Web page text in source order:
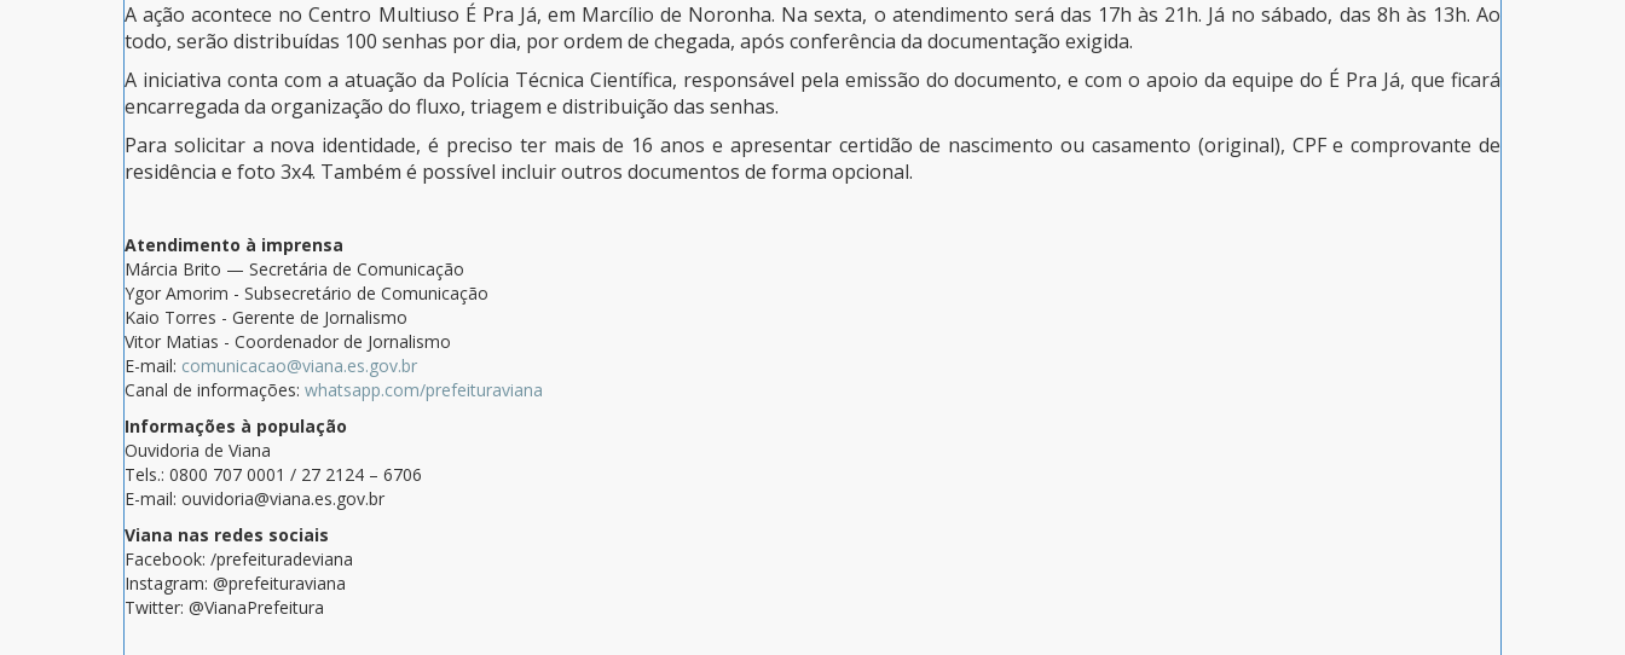
A ação acontece no Centro Multiuso É Pra Já, em Marcílio de Noronha. Na sexta, o atendimento será das 17h às 21h. Já no sábado, das 8h às 13h. Ao
todo, serão distribuídas 100 senhas por dia, por ordem de chegada, após conferência da documentação exigida.
A iniciativa conta com a atuação da Polícia Técnica Científica, responsável pela emissão do documento, e com o apoio da equipe do É Pra Já, que ficará
encarregada da organização do fluxo, triagem e distribuição das senhas.
Para solicitar a nova identidade, é preciso ter mais de 16 anos e apresentar certidão de nascimento ou casamento (original), CPF e comprovante de
residência e foto 3x4. Também é possível incluir outros documentos de forma opcional.
Atendimento à imprensa
Márcia Brito — Secretária de Comunicação
Ygor Amorim - Subsecretário de Comunicação
Kaio Torres - Gerente de Jornalismo
Vitor Matias - Coordenador de Jornalismo
E-mail: comunicacao@viana.es.gov.br
Canal de informações: whatsapp.com/prefeituraviana
Informações à população
Ouvidoria de Viana
Tels.: 0800 707 0001 / 27 2124 – 6706
E-mail: ouvidoria@viana.es.gov.br
Viana nas redes sociais
Facebook: /prefeituradeviana
Instagram: @prefeituraviana
Twitter: @VianaPrefeitura